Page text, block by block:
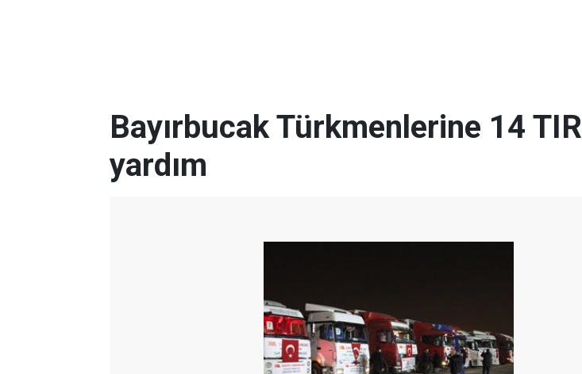
Bayırbucak Türkmenlerine 14 TIR
yardım